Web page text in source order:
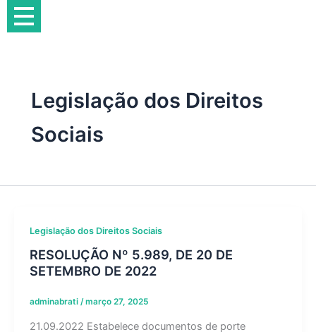
para
Legislação dos Direitos
Sociais
Legislação dos Direitos Sociais
RESOLUÇÃO Nº 5.989, DE 20 DE
SETEMBRO DE 2022
adminabrati /março 27, 2025
21.09.2022 Estabelece documentos de porte